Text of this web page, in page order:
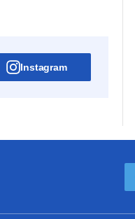
Instagram